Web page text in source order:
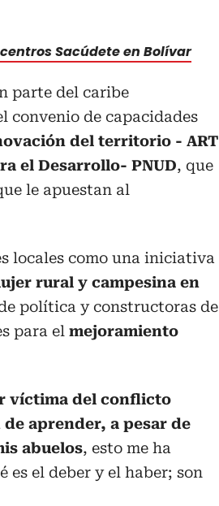
Sacúdete en Bolívar
parte del caribe
convenio de capacidades
del territorio - ART
el Desarrollo- PNUD, que
le apuestan al
locales como una iniciativa
rural y campesina en
política y constructoras de
para el mejoramiento
víctima del conflicto
aprender, a pesar de
abuelos, esto me ha
es el deber y el haber; son